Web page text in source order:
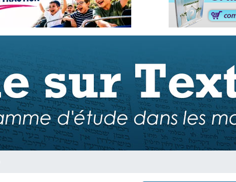
sur WhatsApp
bénédiction
pour Sauvez la jambe de Yohan
sur Zoom
Box Music
bénédiction